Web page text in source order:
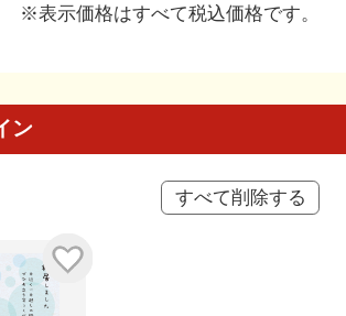
※表示価格はすべて税込価格です。
ン
すべて削除する